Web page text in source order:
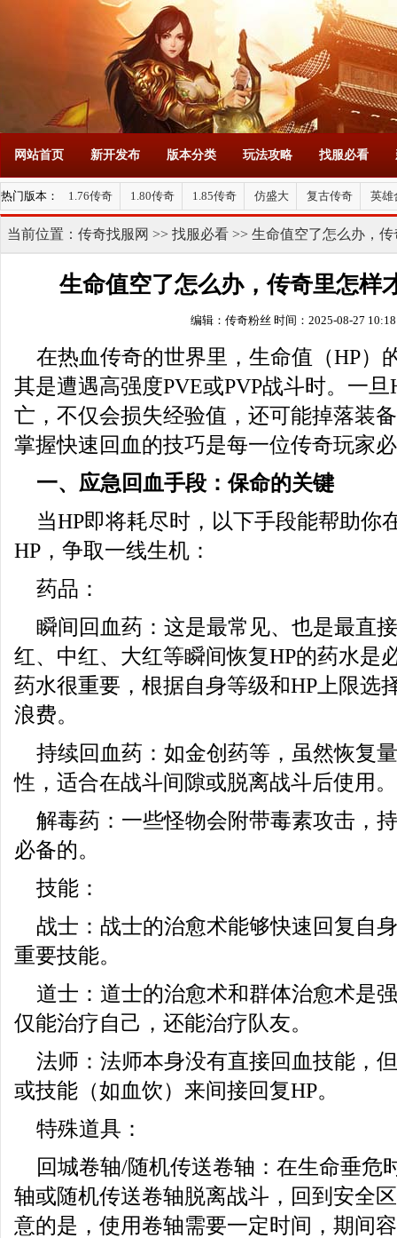
网站首页 新开发布 版本分类 玩法攻略 找服必看
热门版本： 1.76传奇 1.80传奇 1.85传奇 仿盛大 复古传奇 英雄
当前位置： 传奇找服网 >> 找服必看 >> 生命值空了怎么办，
生命值空了怎么办，传奇里怎样
编辑：传奇粉丝 时间：2025-08-27
在热血传奇的世界里，生命值（HP）
其是遭遇高强度PVE或PVP战斗时。一
亡，不仅会损失经验值，还可能掉落装
掌握快速回血的技巧是每一位传奇玩家
一、应急回血手段：保命的关键
当HP即将耗尽时，以下手段能帮助你
HP，争取一线生机：
药品：
瞬间回血药：这是最常见、也是最直
红、中红、大红等瞬间恢复HP的药水是
药水很重要，根据自身等级和HP上限选
浪费。
持续回血药：如金创药等，虽然恢复
性，适合在战斗间隙或脱离战斗后使用。
解毒药：一些怪物会附带毒素攻击，
必备的。
技能：
战士：战士的治愈术能够快速回复自
重要技能。
道士：道士的治愈术和群体治愈术是
仅能治疗自己，还能治疗队友。
法师：法师本身没有直接回血技能，
或技能（如血饮）来间接回复HP。
特殊道具：
回城卷轴/随机传送卷轴：在生命垂危
轴或随机传送卷轴脱离战斗，回到安全
意的是，使用卷轴需要一定时间，期间